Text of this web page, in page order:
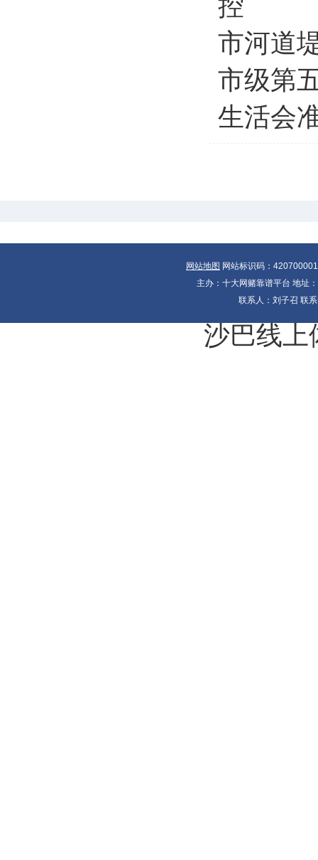
控
市河道
市级第
生活会
网站地图 网站标识码：
主办：十大网赌靠谱平台 地址
联系人：刘子召 联
沙巴线上